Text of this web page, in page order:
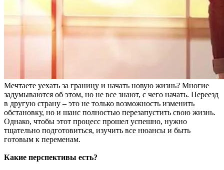
Мечтаете уехать за границу и начать новую жизнь? Многие
задумываются об этом, но не все знают, с чего начать. Переезд
в другую страну – это не только возможность изменить
обстановку, но и шанс полностью перезапустить свою жизнь.
Однако, чтобы этот процесс прошел успешно, нужно
тщательно подготовиться, изучить все нюансы и быть
готовым к переменам.
Какие перспективы есть?